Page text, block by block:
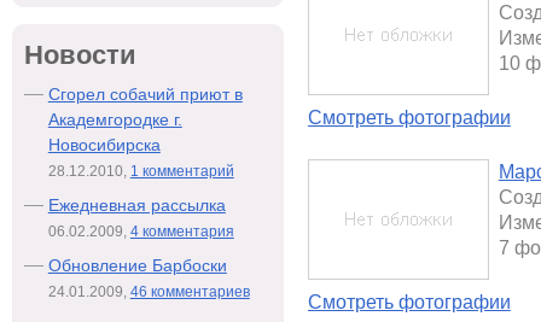
10
Смотреть фотографии
7
Смотреть фотографии
Новости
Сгорел собачий приют в
Академгородке г.
Новосибирска
28.12.2010, 1 комментарий
Ежедневная рассылка
06.02.2009, 4 комментария
Обновление Барбоски
24.01.2009, 46 комментариев